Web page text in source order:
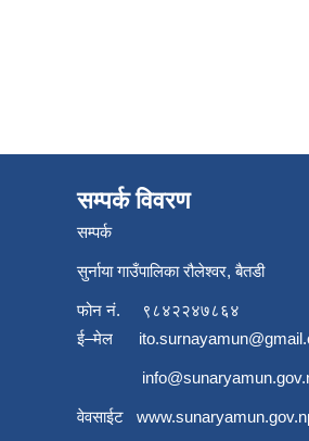
सम्पर्क विवरण
सम्पर्क
सुर्नाया गाउँपालिका रौलेश्वर, बैतडी
फोन नं.
९८४२२४७८६४
ई–मेल
वेवसाईट www.